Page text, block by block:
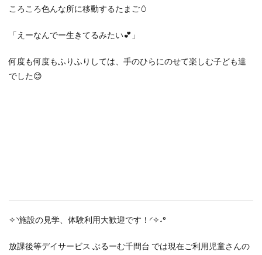
ころころ色んな所に移動するたまご🥚
「えーなんでー生きてるみたい💕」
何度も何度もふりふりしては、手のひらにのせて楽しむ子ども達
でした😊
✧◝施設の見学、体験利用大歓迎です！◜✧˖°
放課後等デイサービス ぶるーむ千間台 では現在ご利用児童さんの